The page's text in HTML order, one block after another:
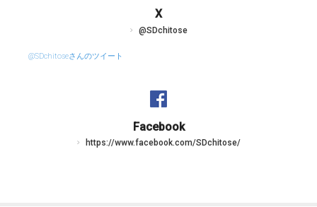
X
@SDchitose
@SDchitoseさんのツイート
Facebook
https://www.facebook.com/SDchitose/